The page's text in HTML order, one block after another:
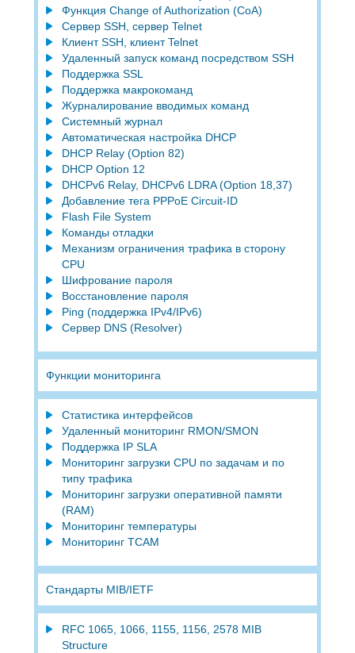
Функция Change of Authorization (CoA)
Сервер SSH, сервер Telnet
Клиент SSH, клиент Telnet
Удаленный запуск команд посредством SSH
Поддержка SSL
Поддержка макрокоманд
Журналирование вводимых команд
Системный журнал
Автоматическая настройка DHCP
DHCP Relay (Option 82)
DHCP Option 12
DHCPv6 Relay, DHCPv6 LDRA (Option 18,37)
Добавление тега PPPoE Circuit-ID
Flash File System
Команды отладки
Механизм ограничения трафика в сторону
CPU
Шифрование пароля
Восстановление пароля
Ping (поддержка IPv4/IPv6)
Сервер DNS (Resolver)
Функции мониторинга
Статистика интерфейсов
Удаленный мониторинг RMON/SMON
Поддержка IP SLA
Мониторинг загрузки CPU по задачам и по
типу трафика
Мониторинг загрузки оперативной памяти
(RAM)
Мониторинг температуры
Мониторинг TCAM
Стандарты MIB/IETF
RFC 1065, 1066, 1155, 1156, 2578 MIB
Structure